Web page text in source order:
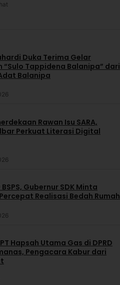
Duka Terima Gelar
“Sulo Tappidena Balanipa” dari
Balanipa
Rawan Isu SARA,
Perkuat Literasi Digital
Gubernur SDK Minta
Realisasi Bedah Rumah
Hapsah Utama Gas di DPRD
Pengacara Kabur dari